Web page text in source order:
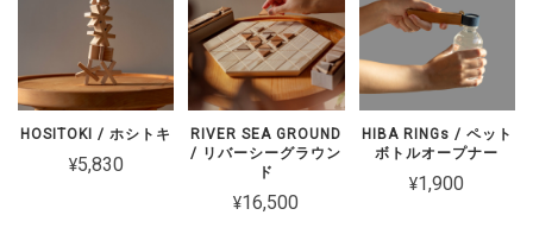
HOSITOKI / ホシトキ
¥5,830
RIVER SEA GROUND
/ リバーシーグラウン
ド
¥16,500
HIBA RINGs / ペット
ボトルオープナー
¥1,900